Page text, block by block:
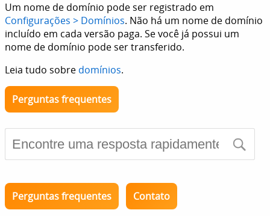
Um nome de domínio pode ser registrado em
Configurações > Domínios. Não há um nome de domínio
incluído em cada versão paga. Se você já possui um
nome de domínio pode ser transferido.
Leia tudo sobre domínios.
Perguntas frequentes
Perguntas frequentes Contato